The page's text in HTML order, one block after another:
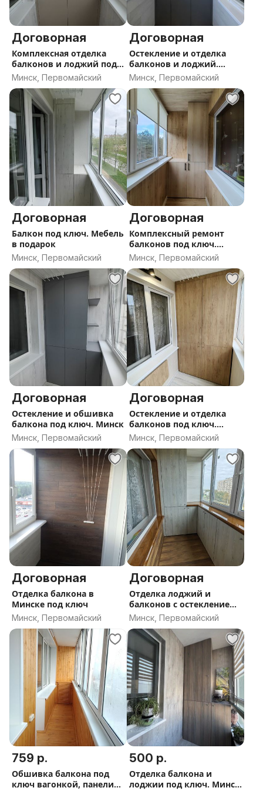
балкона или лоджии
Остекление, утепление и обшивка балконов и
лоджий под ключ
Договорная
Комплексная отделка
балконов и лоджий под
ключ
Минск, Первомайский
Договорная
Остекление и отделка
балконов и лоджий.
Минск
Минск, Первомайский
Договорная
Балкон под ключ. Мебель
в подарок
Минск, Первомайский
Договорная
Комплексный ремонт
балконов под ключ.
Минск
Минск, Первомайский
Договорная
Остекление и обшивка
балкона под ключ. Минск
Минск, Первомайский
Договорная
Остекление и отделка
балконов под ключ.
Минск
Минск, Первомайский
Договорная
Отделка балкона в
Минске под ключ
Минск, Первомайский
Договорная
Отделка лоджий и
балконов с остеклением.
Минск
Минск, Первомайский
759 р.
Обшивка балкона под
ключ вагонкой, панели
500 р.
Отделка балкона и
лоджии под ключ. Минск